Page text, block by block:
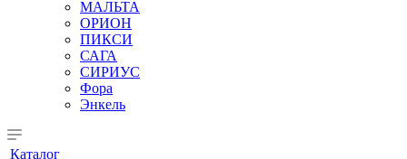
МАЛЬТА
ОРИОН
ПИКСИ
САГА
СИРИУС
Фора
Энкель
Каталог